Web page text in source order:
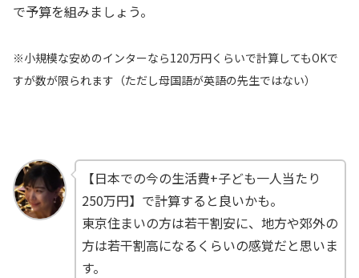
で予算を組みましょう。
※小規模な安めのインターなら120万円くらいで計算してもOKで
すが数が限られます（ただし母国語が英語の先生ではない）
【日本での今の生活費+子ども一人当たり
250万円】で計算すると良いかも。
東京住まいの方は若干割安に、地方や郊外の
方は若干割高になるくらいの感覚だと思いま
す。